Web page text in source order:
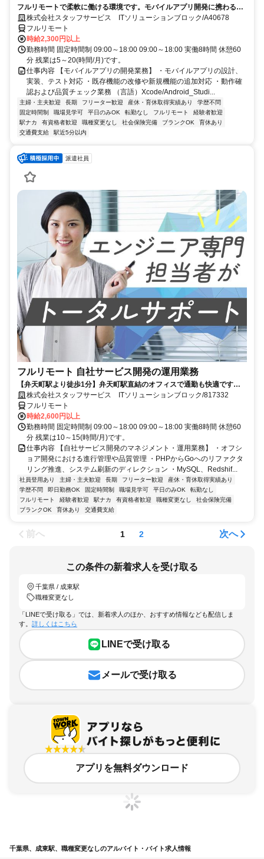
フルリモートで柔軟に働ける環境です。モバイルアプリ開発に携わるこ
とができます。経験を活かしてスキルアップできる案件です★
株式会社スタッフサービス ITソリューションブロック/A40678
フルリモート
時給2,300円以上
勤務時間 固定時間制 09:00～18:00 09:00～18:00 実働8時間 休憩60
分 残業は5～20(時間/月)です。
仕事内容 【モバイルアプリの開発業務】 ・モバイルアプリの設計、
実装、テスト対応 ・既存機能の改修や新規機能の追加対応 ・動作確
認および品質チェック業務 （言語）Xcode/Android_Studi...
主婦・主夫歓迎 長期 フリーター歓迎 産休・育休取得実績あり
学歴不問
固定時間制
職場見学可 平日のみOK 転勤なし フルリモート
経験者歓迎
駅ナカ
有資格者歓迎 職種変更なし 社会保険完備 ブランクOK
育休あり
交通費支給
駅近5分以内
派遣社員
フルリモート 自社サービス開発の運用業務
【弁天町駅より徒歩1分】弁天町駅直結のオフィスで通勤も快適です。
月1出社で働きやすい環境です。最新技術を活用した開発にも携われる
魅力的なお仕事です！
株式会社スタッフサービス ITソリューションブロック/817332
フルリモート
時給2,600円以上
勤務時間 固定時間制 09:00～18:00 09:00～18:00 実働8時間 休憩60
分 残業は10～15(時間/月)です。
仕事内容 【自社サービス開発のマネジメント・運用業務】 ・オフシ
ョア開発における進行管理や品質管理 ・PHPからGoへのリファクタ
リング推進、システム刷新のディレクション ・MySQL、Redshif...
社員登用あり 主婦・主夫歓迎 長期 フリーター歓迎
産休・育休取得実績あり
学歴不問
即日勤務OK 固定時間制 職場見学可 平日のみOK
転勤なし
フルリモート
経験者歓迎 駅ナカ 有資格者歓迎 職種変更なし
社会保険完備
ブランクOK
育休あり 交通費支給
前へ 1 2 次へ
この条件の新着求人を受け取る
千葉県 / 成東駅
職種変更なし
「LINEで受け取る」では、新着求人のほか、おすすめ情報なども配信しま
す。 詳しくはこちら
LINEで受け取る
メールで受け取る
アプリを無料ダウンロード
千葉県、成東駅、職種変更なしのアルバイト・バイト求人情報